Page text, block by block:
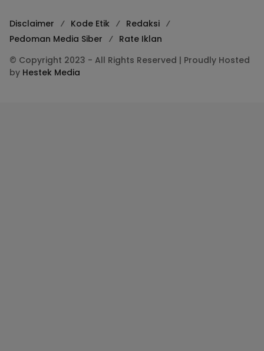
Disclaimer Kode Etik
Redaksi
Pedoman Media Siber
Rate Iklan
© Copyright 2023 - All Rights Reserved | Proudly Hosted
by Hestek Media